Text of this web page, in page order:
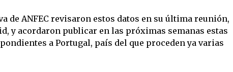
de ANFEC revisaron estos datos en su última reunión,
y acordaron publicar en las próximas semanas estas
a Portugal, país del que proceden ya varias